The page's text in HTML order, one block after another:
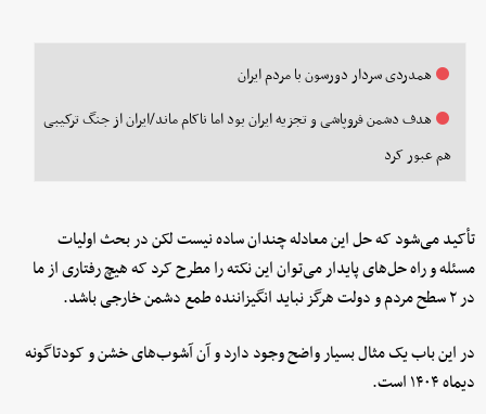
همدردی سردار دورسون با مردم ایران
هدف دشمن فروپاشی و تجزیه ایران بود اما ناکام ماند/ایران از جنگ ترکیبی
هم عبور کرد
تأکید می‌شود که حل این معادله چندان ساده نیست لکن در بحث اولیات
مسئله و راه حل‌های پایدار می‌توان این نکته را مطرح کرد که هیچ رفتاری از ما
در ۲ سطح مردم و دولت هرگز نباید انگیزاننده طمع دشمن خارجی باشد.
در این باب یک مثال بسیار واضح وجود دارد و آن آشوب‌های خشن و کودتاگونه
دیماه ۱۴۰۴ است.